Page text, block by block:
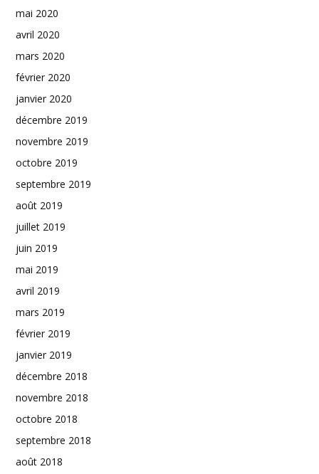
mai 2020
avril 2020
mars 2020
février 2020
janvier 2020
décembre 2019
novembre 2019
octobre 2019
septembre 2019
août 2019
juillet 2019
juin 2019
mai 2019
avril 2019
mars 2019
février 2019
janvier 2019
décembre 2018
novembre 2018
octobre 2018
septembre 2018
août 2018